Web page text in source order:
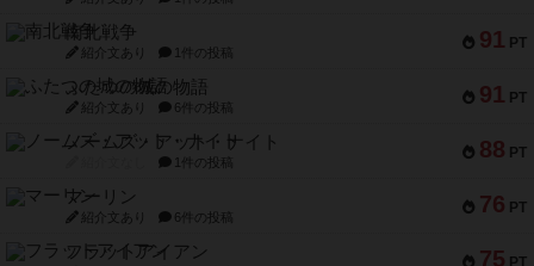
91 PT
南北戦争
紹介文あり 1件の投稿
91 PT
ふたつの城の物語
紹介文あり 6件の投稿
88 PT
ノームズ・アット・ナイト
1件の投稿
76 PT
マーリン
紹介文あり 6件の投稿
75 PT
フラットアイアン